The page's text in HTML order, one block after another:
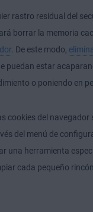
rastro residual del
borrar la memoria
. De este modo,
puedan estar
o poniendo en
cookies del navegador
del menú de
una herramienta
cada pequeño